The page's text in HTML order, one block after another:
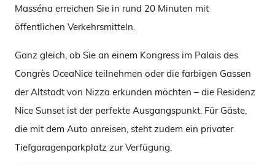
Masséna erreichen Sie in rund 20 Minuten mit
öffentlichen Verkehrsmitteln.
Ganz gleich, ob Sie an einem Kongress im Palais des
Congrès OceaNice teilnehmen oder die farbigen Gassen
der Altstadt von Nizza erkunden möchten – die Residenz
Nice Sunset ist der perfekte Ausgangspunkt. Für Gäste,
die mit dem Auto anreisen, steht zudem ein privater
Tiefgaragenparkplatz zur Verfügung.